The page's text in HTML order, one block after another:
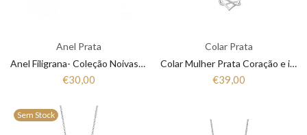
Anel Prata
Anel Filigrana- Coleção Noivas Santo António 1AS-FL0412P
€30,00
Colar Prata
Colar Mulher Prata Coração e infinito Lotus Silver LP3307-1/1
€39,00
Sem Stock